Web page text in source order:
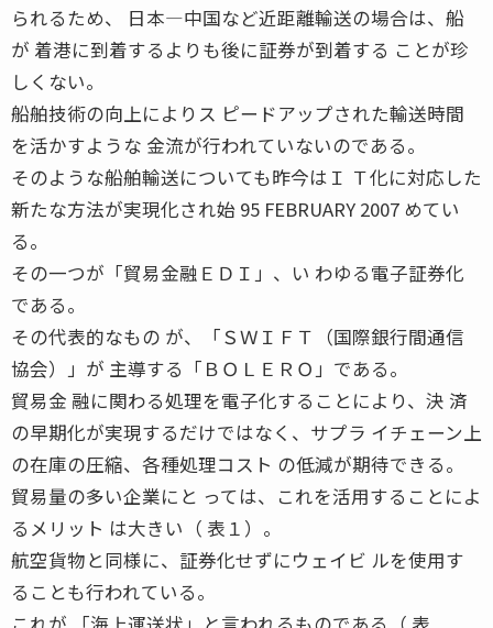
られるため、 日本―中国など近距離輸送の場合は、船
が 着港に到着するよりも後に証券が到着する ことが珍
しくない。
船舶技術の向上によりス ピードアップされた輸送時間
を活かすような 金流が行われていないのである。
そのような船舶輸送についても昨今はＩ Ｔ化に対応した
新たな方法が実現化され始 95 FEBRUARY 2007 めてい
る。
その一つが「貿易金融ＥＤＩ」、い わゆる電子証券化
である。
その代表的なもの が、「ＳＷＩＦＴ（国際銀行間通信
協会）」が 主導する「ＢＯＬＥＲＯ」である。
貿易金 融に関わる処理を電子化することにより、決 済
の早期化が実現するだけではなく、サプラ イチェーン上
の在庫の圧縮、各種処理コスト の低減が期待できる。
貿易量の多い企業にと っては、これを活用することによ
るメリット は大きい（ 表１）。
航空貨物と同様に、証券化せずにウェイビ ルを使用す
ることも行われている。